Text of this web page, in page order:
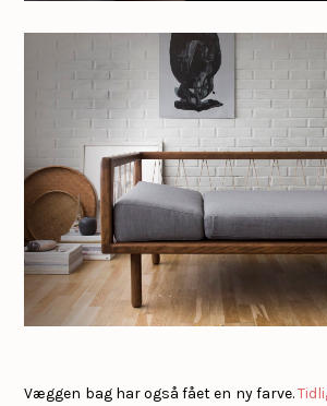
Væggen bag har også fået en ny farve.